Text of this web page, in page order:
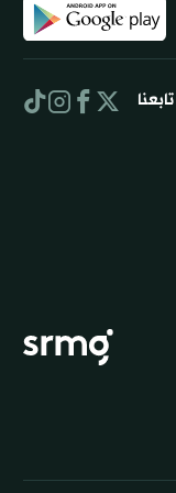
تابعنا